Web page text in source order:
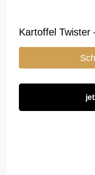
Kartoffel Twister